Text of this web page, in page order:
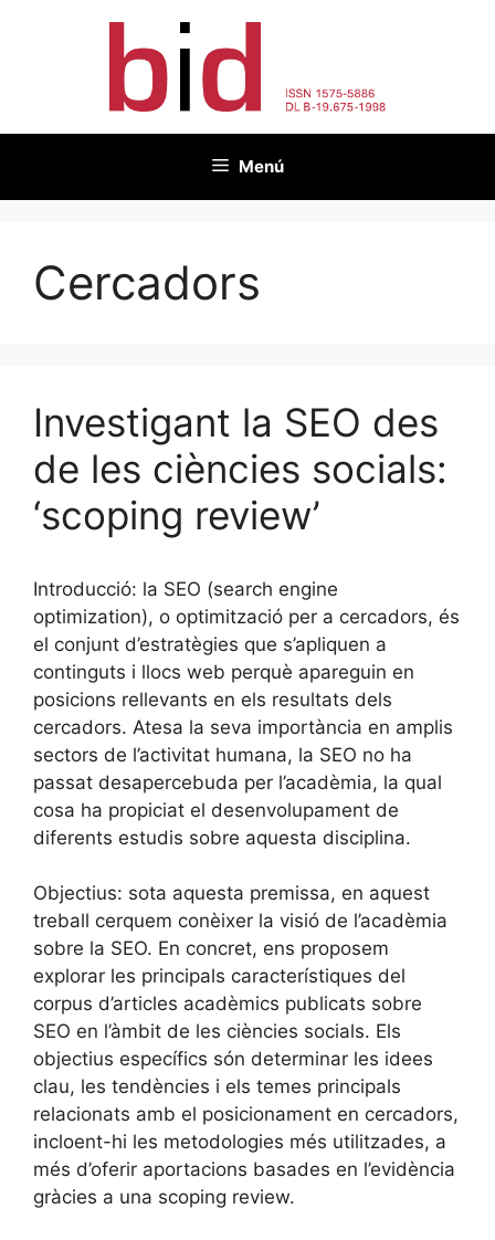
Menú
Cercadors
Investigant la SEO des
de les ciències socials:
‘scoping review’
Introducció: la SEO (search engine
optimization), o optimització per a cercadors, és
el conjunt d’estratègies que s’apliquen a
continguts i llocs web perquè apareguin en
posicions rellevants en els resultats dels
cercadors. Atesa la seva importància en amplis
sectors de l’activitat humana, la SEO no ha
passat desapercebuda per l’acadèmia, la qual
cosa ha propiciat el desenvolupament de
diferents estudis sobre aquesta disciplina.
Objectius: sota aquesta premissa, en aquest
treball cerquem conèixer la visió de l’acadèmia
sobre la SEO. En concret, ens proposem
explorar les principals característiques del
corpus d’articles acadèmics publicats sobre
SEO en l’àmbit de les ciències socials. Els
objectius específics són determinar les idees
clau, les tendències i els temes principals
relacionats amb el posicionament en cercadors,
incloent-hi les metodologies més utilitzades, a
més d’oferir aportacions basades en l’evidència
gràcies a una scoping review.